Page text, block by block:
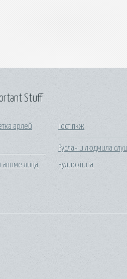
Stuff
арлей
лица
Гост пкж
Руслан и людмила
аудиокнига